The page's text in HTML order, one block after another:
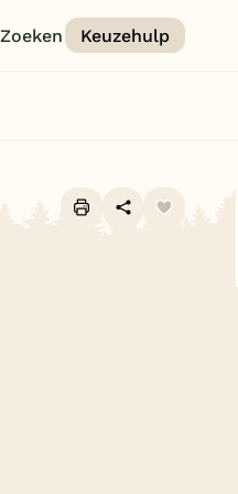
Zoeken Keuzehulp